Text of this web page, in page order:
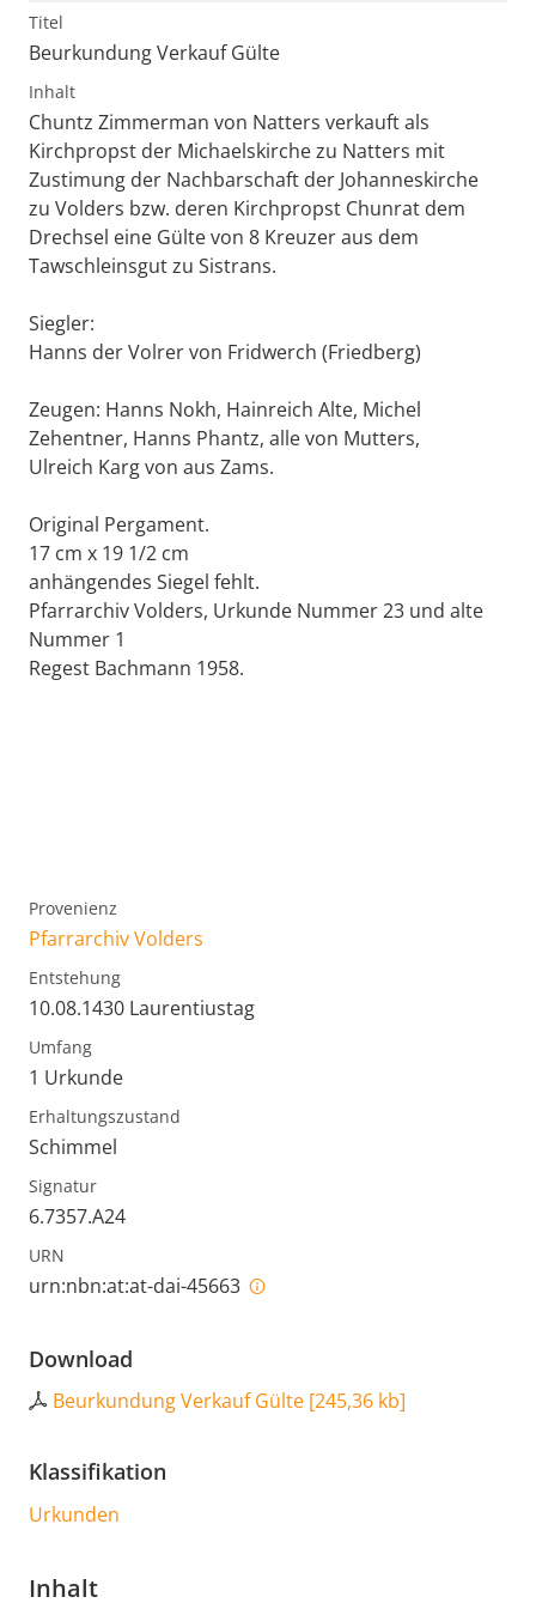
Titel
Beurkundung Verkauf Gülte
Inhalt
Chuntz Zimmerman von Natters verkauft als
Kirchpropst der Michaelskirche zu Natters mit
Zustimung der Nachbarschaft der Johanneskirche
zu Volders bzw. deren Kirchpropst Chunrat dem
Drechsel eine Gülte von 8 Kreuzer aus dem
Tawschleinsgut zu Sistrans.
Siegler:
Hanns der Volrer von Fridwerch (Friedberg)
Zeugen: Hanns Nokh, Hainreich Alte, Michel
Zehentner, Hanns Phantz, alle von Mutters,
Ulreich Karg von aus Zams.
Original Pergament.
17 cm x 19 1/2 cm
anhängendes Siegel fehlt.
Pfarrarchiv Volders, Urkunde Nummer 23 und alte
Nummer 1
Regest Bachmann 1958.
Provenienz
Pfarrarchiv Volders
Entstehung
10.08.1430 Laurentiustag
Umfang
1 Urkunde
Erhaltungszustand
Schimmel
Signatur
6.7357.A24
URN
urn:nbn:at:at-dai-45663
Download
Beurkundung Verkauf Gülte [245,36 kb]
Klassifikation
Urkunden
Inhalt